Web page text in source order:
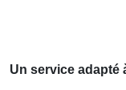
Un service adapté